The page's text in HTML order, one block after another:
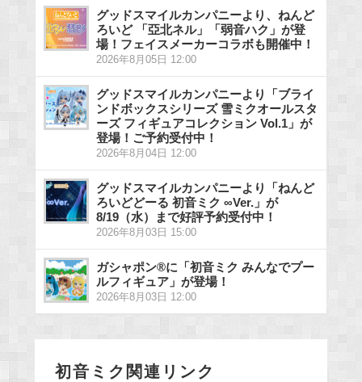
グッドスマイルカンパニーより、ねんど
ろいど 「亞北ネル」「弱音ハク」が登
場！フェイスメーカーコラボも開催中！
2026年8月05日 12:00
グッドスマイルカンパニーより「ブライ
ンドボックスシリーズ 雪ミクオールスタ
ーズ フィギュアコレクション Vol.1」が
登場！ご予約受付中！
2026年8月04日 12:00
グッドスマイルカンパニーより「ねんど
ろいどどーる 初音ミク ∞Ver.」が
8/19（水）まで好評予約受付中！
2026年8月03日 15:00
ガシャポン®に「初音ミク みんなでプー
ルフィギュア」が登場！
2026年8月03日 12:00
初音ミク関連リンク